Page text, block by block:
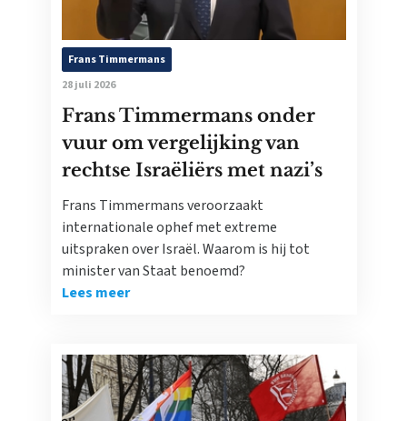
Frans Timmermans
28 juli 2026
Frans Timmermans onder
vuur om vergelijking van
rechtse Israëliërs met nazi’s
Frans Timmermans veroorzaakt
internationale ophef met extreme
uitspraken over Israël. Waarom is hij tot
minister van Staat benoemd?
Lees meer